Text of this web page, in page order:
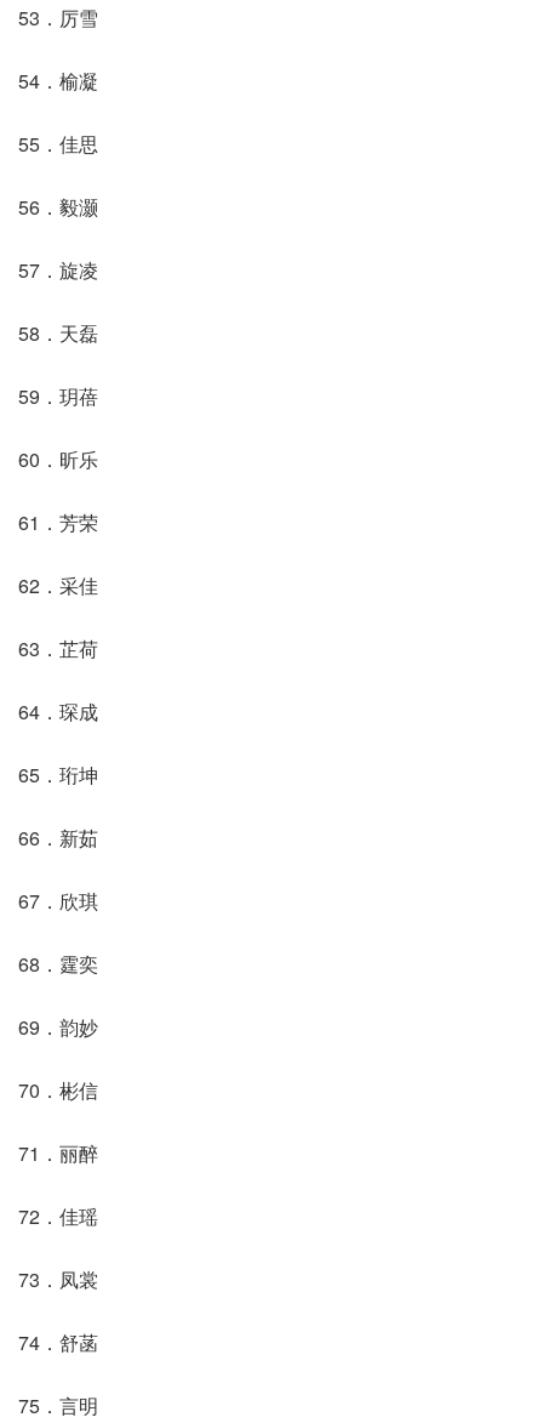
53．厉雪
54．榆凝
55．佳思
56．毅灏
57．旋凌
58．天磊
59．玥蓓
60．昕乐
61．芳荣
62．采佳
63．芷荷
64．琛成
65．珩坤
66．新茹
67．欣琪
68．霆奕
69．韵妙
70．彬信
71．丽醉
72．佳瑶
73．凤裳
74．舒菡
75．言明